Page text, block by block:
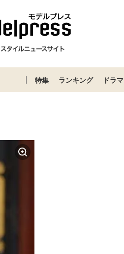
特集 ランキング ドラマ